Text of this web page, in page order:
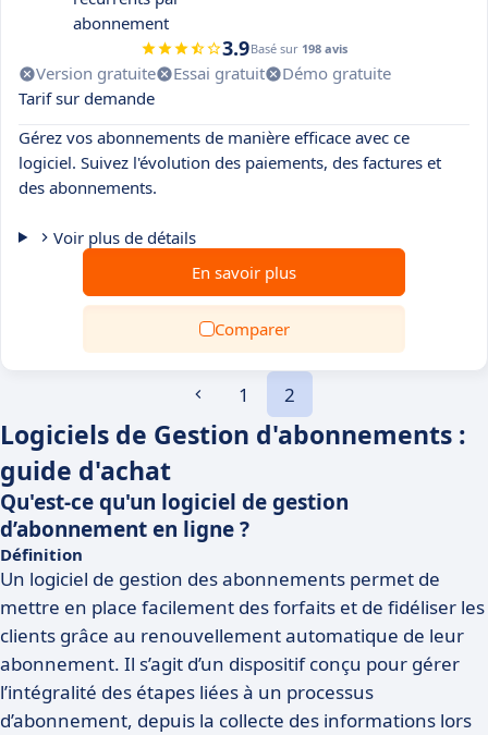
abonnement
3.9Basé sur 198 avis
Version gratuite Essai gratuit
Démo gratuite
Tarif sur demande
Gérez vos abonnements de manière efficace avec ce
logiciel. Suivez l'évolution des paiements, des factures et
des abonnements.
Voir plus de détails
En savoir plus
Comparer
1 2
Logiciels de Gestion d'abonnements :
guide d'achat
Qu'est-ce qu'un logiciel de gestion
d’abonnement en ligne ?
Définition
Un logiciel de gestion des abonnements permet de
mettre en place facilement des forfaits et de fidéliser les
clients grâce au renouvellement automatique de leur
abonnement. Il s’agit d’un dispositif conçu pour gérer
l’intégralité des étapes liées à un processus
d’abonnement, depuis la collecte des informations lors